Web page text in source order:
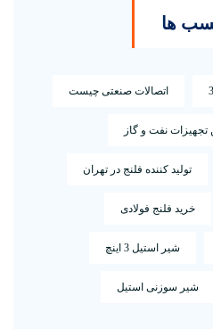
ها
اتصالات صنعتی چیست
نفت و گاز
تولید کننده فلنج در تهران
خرید فلنج فولادی
شیر استیل 3 اینچ
شیر سوزنی استیل